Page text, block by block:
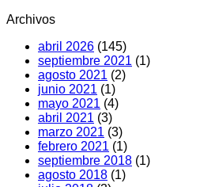
Archivos
abril 2026 (145)
septiembre 2021 (1)
agosto 2021 (2)
junio 2021 (1)
mayo 2021 (4)
abril 2021 (3)
marzo 2021 (3)
febrero 2021 (1)
septiembre 2018 (1)
agosto 2018 (1)